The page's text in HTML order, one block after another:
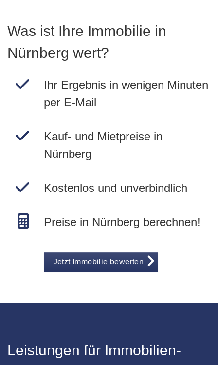
Was ist Ihre Immobilie in
Nürnberg wert?
Ihr Ergebnis in wenigen Minuten
per E-Mail
Kauf- und Mietpreise in
Nürnberg
Kostenlos und unverbindlich
Preise in Nürnberg berechnen!
Jetzt Immobilie bewerten
Leistungen für Immobilien-